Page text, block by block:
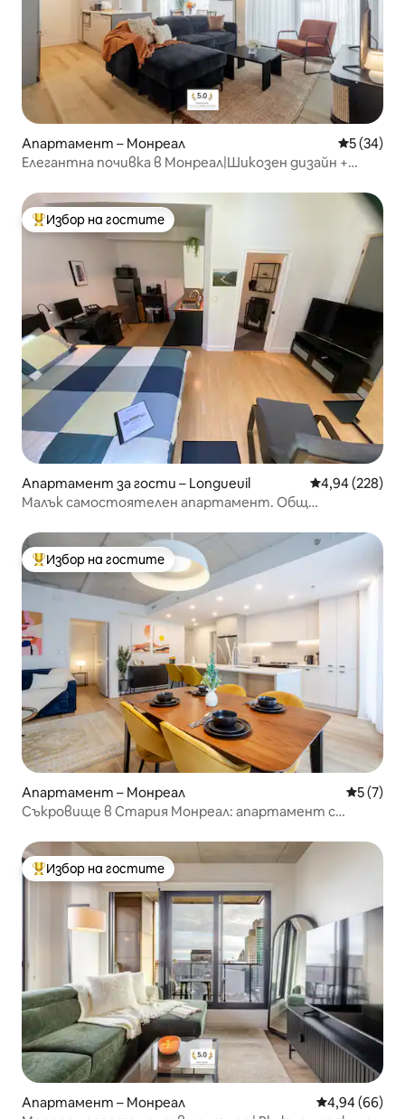
Апартамент – Монреал Средна
5 (34)
Елегантна почивка в Монреал|Шикозен дизайн +
Най-популярен избор на гостите
Избор на гостите
Апартамент за гости – Longueuil Средна
4,94 (228)
Малък самостоятелен апартамент. Общ
Най-популярен избор на гостите
Избор на гостите
Апартамент – Монреал Средна
5 (7)
Съкровище в Стария Монреал: апартамент с
Най-популярен избор на гостите
Избор на гостите
Апартамент – Монреал Средна
4,94 (66)